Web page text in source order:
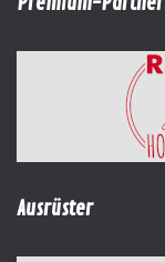
Ausrüster